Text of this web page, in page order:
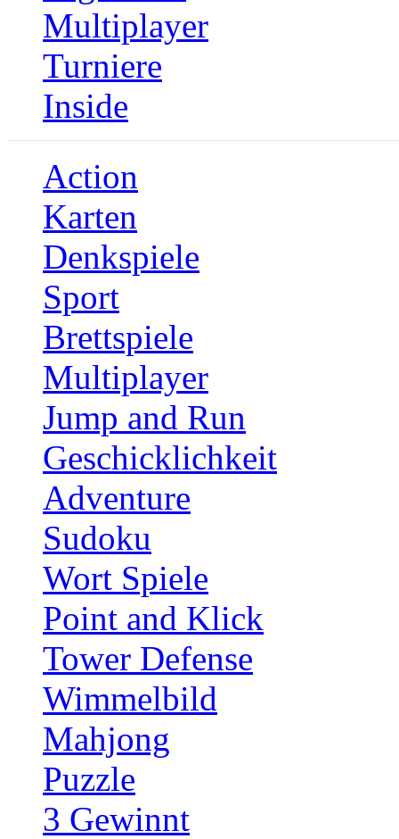
Multiplayer
Turniere
Inside
Action
Karten
Denkspiele
Sport
Brettspiele
Multiplayer
Jump and Run
Geschicklichkeit
Adventure
Sudoku
Wort Spiele
Point and Klick
Tower Defense
Wimmelbild
Mahjong
Puzzle
3 Gewinnt